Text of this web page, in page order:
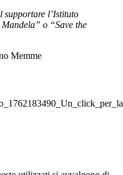
supportare l’Istituto
o “Save the
Memme